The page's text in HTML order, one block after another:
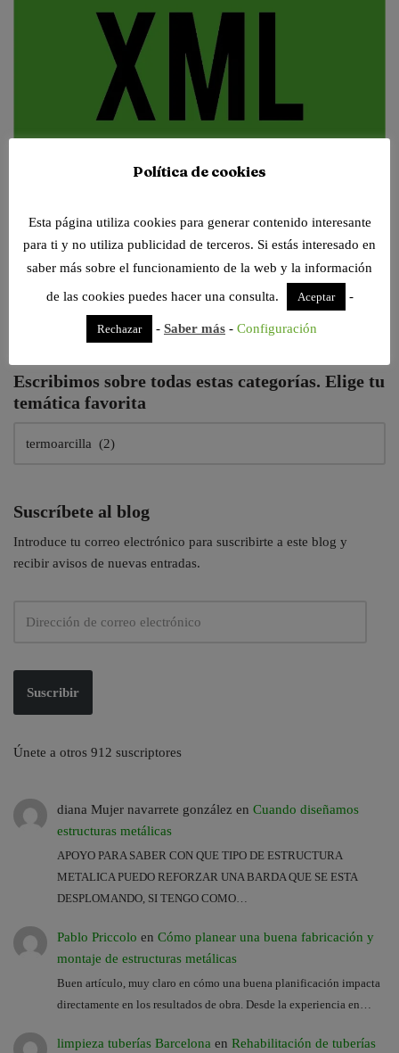
Tenemos nuevos visores de archivos online, siempre dispuestos para
trabajar contigo. Pruébalos!
Escribimos sobre todas estas categorías. Elige tu
temática favorita
Suscríbete al blog
Introduce tu correo electrónico para suscribirte a este blog y
recibir avisos de nuevas entradas.
Suscribir
Únete a otros 912 suscriptores
diana Mujer navarrete gonzález en Cuando diseñamos
estructuras metálicas
APOYO PARA SABER CON QUE TIPO DE ESTRUCTURA
METALICA PUEDO REFORZAR UNA BARDA QUE SE ESTA
DESPLOMANDO, SI TENGO COMO…
Pablo Priccolo en Cómo planear una buena fabricación y
montaje de estructuras metálicas
Buen artículo, muy claro en cómo una buena planificación impacta
directamente en los resultados de obra. Desde la experiencia en…
limpieza tuberías Barcelona en Rehabilitación de tuberías
Política de cookies
Esta página utiliza cookies para generar contenido interesante
para ti y no utiliza publicidad de terceros. Si estás interesado en
saber más sobre el funcionamiento de la web y la información
de las cookies puedes hacer una consulta.
Aceptar -
Rechazar - Saber más - Configuración